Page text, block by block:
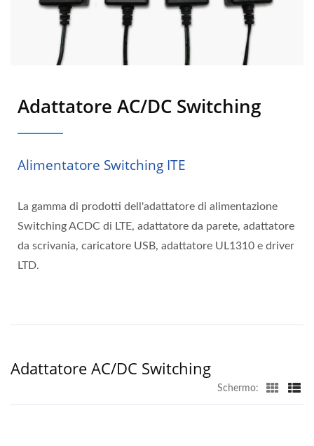
Adattatore AC/DC Switching
Alimentatore Switching ITE
La gamma di prodotti dell'adattatore di alimentazione
Switching ACDC di LTE, adattatore da parete, adattatore
da scrivania, caricatore USB, adattatore UL1310 e driver
LTD.
Adattatore AC/DC Switching
Schermo: